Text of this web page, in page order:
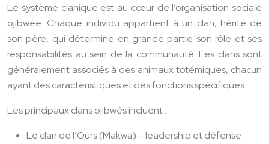
Le système clanique est au cœur de l’organisation sociale
ojibwée. Chaque individu appartient à un clan, hérité de
son père, qui détermine en grande partie son rôle et ses
responsabilités au sein de la communauté. Les clans sont
généralement associés à des animaux totémiques, chacun
ayant des caractéristiques et des fonctions spécifiques.
Les principaux clans ojibwés incluent :
Le clan de l’Ours (Makwa) – leadership et défense